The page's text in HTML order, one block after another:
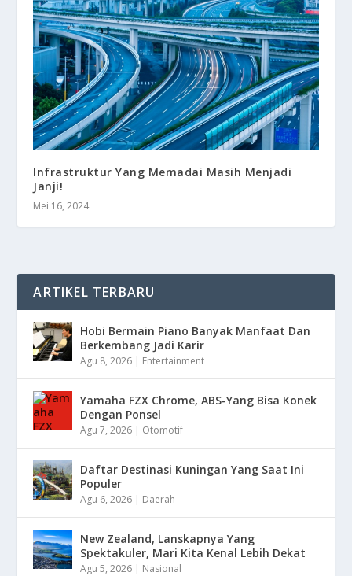
Infrastruktur Yang Memadai Masih Menjadi
Janji!
Mei 16, 2024
ARTIKEL TERBARU
Hobi Bermain Piano Banyak Manfaat Dan
Berkembang Jadi Karir
Agu 8, 2026 | Entertainment
Yamaha FZX Chrome, ABS-Yang Bisa Konek
Dengan Ponsel
Agu 7, 2026 | Otomotif
Daftar Destinasi Kuningan Yang Saat Ini
Populer
Agu 6, 2026 | Daerah
New Zealand, Lanskapnya Yang
Spektakuler, Mari Kita Kenal Lebih Dekat
Agu 5, 2026 | Nasional